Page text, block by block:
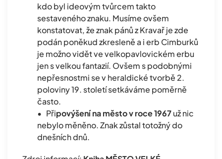
kdo byl ideovým tvůrcem takto
sestaveného znaku. Musíme ovšem
konstatovat, že znak pánů z Kravař je zde
podán poněkud zkresleně a i erb Cimburků
je možno vidět ve velkopavlovickém erbu
jen s velkou fantazií. Ovšem s podobnými
nepřesnostmi se v heraldické tvorbě 2.
poloviny 19. století setkáváme poměrně
často.
• Připovýšení na město v roce 1967už nic
nebylo měněno. Znak zůstal totožný do
dnešních dnů.